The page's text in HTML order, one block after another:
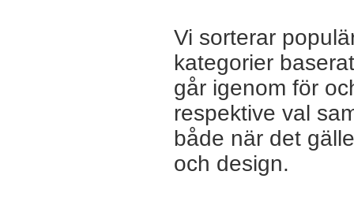
Vi sorterar
kategorier
går igenom för
respektive val
både när det
och design.